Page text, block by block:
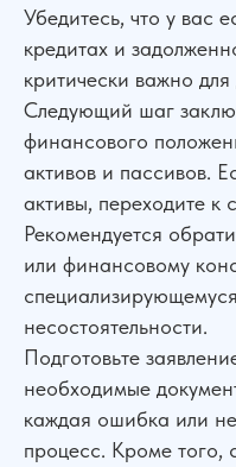
Убедитесь, что у вас
кредитах и
критически важно
Следующий шаг
финансового
активов и пассивов.
активы, переходите к
Рекомендуется
или финансовому
несостоятельности.
Подготовьте
необходимые
каждая ошибка или
процесс. Кроме того,